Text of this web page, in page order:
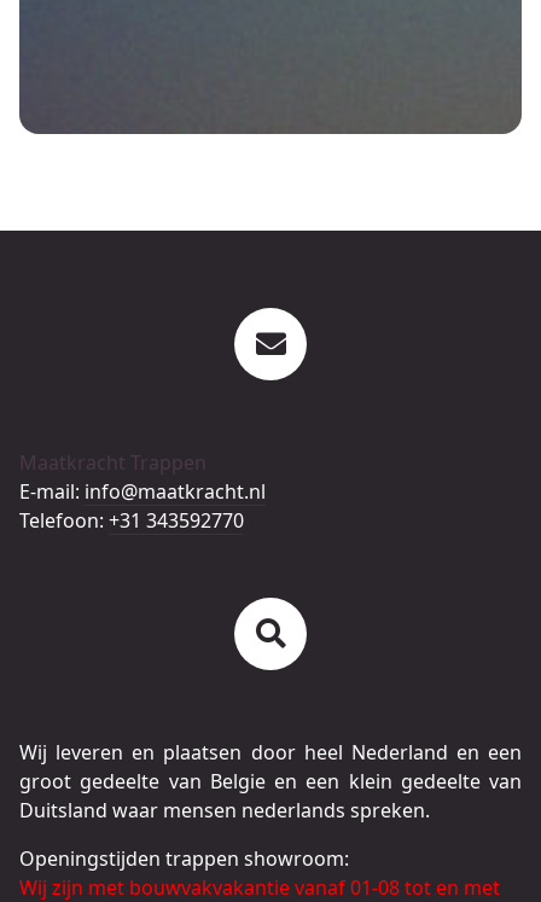
Maatkracht Trappen
E-mail: info@maatkracht.nl
Telefoon: +31 343592770
Wij leveren en plaatsen door heel Nederland en een
groot gedeelte van Belgie en een klein gedeelte van
Duitsland waar mensen nederlands spreken.
Openingstijden trappen showroom:
Wij zijn met bouwvakvakantie vanaf 01-08 tot en met